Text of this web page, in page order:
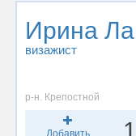
Ирина
визажист
р-н. Крепостной
Добавить